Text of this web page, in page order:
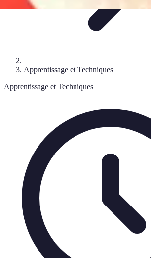
Apprentissage et Techniques
Apprentissage et Techniques